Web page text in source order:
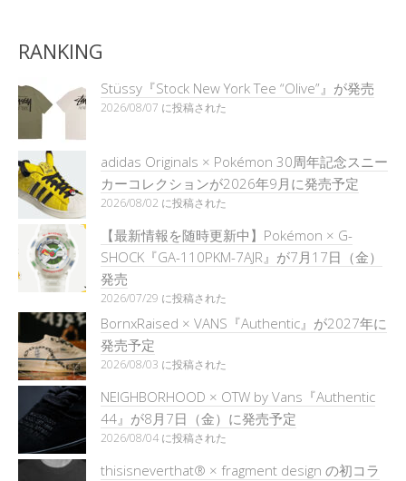
RANKING
Stüssy『Stock New York Tee “Olive”』が発売
2026/08/07 に投稿された
adidas Originals × Pokémon 30周年記念スニー
カーコレクションが2026年9月に発売予定
2026/08/02 に投稿された
【最新情報を随時更新中】Pokémon × G-
SHOCK『GA-110PKM-7AJR』が7月17日（金）
発売
2026/07/29 に投稿された
BornxRaised × VANS『Authentic』が2027年に
発売予定
2026/08/03 に投稿された
NEIGHBORHOOD × OTW by Vans『Authentic
44』が8月7日（金）に発売予定
2026/08/04 に投稿された
thisisneverthat® × fragment design の初コラ